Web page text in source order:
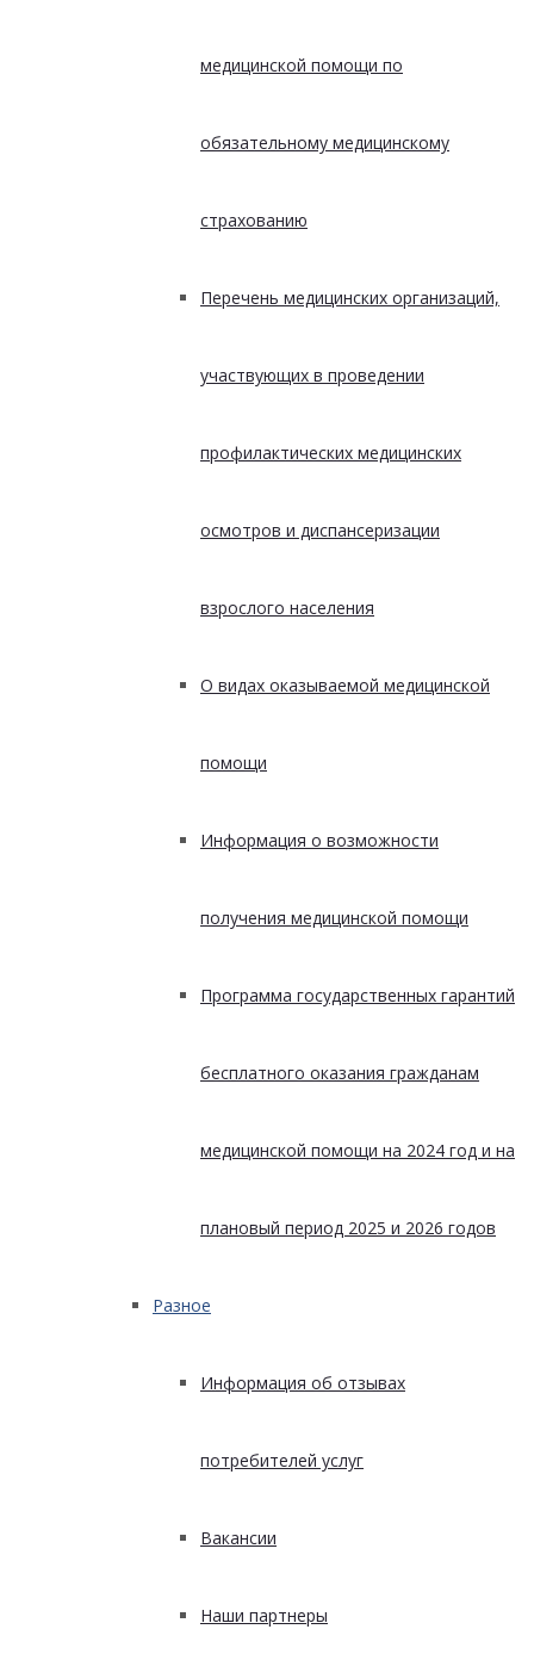
медицинской помощи по
обязательному медицинскому
страхованию
Перечень медицинских организаций,
участвующих в проведении
профилактических медицинских
осмотров и диспансеризации
взрослого населения
О видах оказываемой медицинской
помощи
Информация о возможности
получения медицинской помощи
Программа государственных гарантий
бесплатного оказания гражданам
медицинской помощи на 2024 год и на
плановый период 2025 и 2026 годов
Разное
Информация об отзывах
потребителей услуг
Вакансии
Наши партнеры